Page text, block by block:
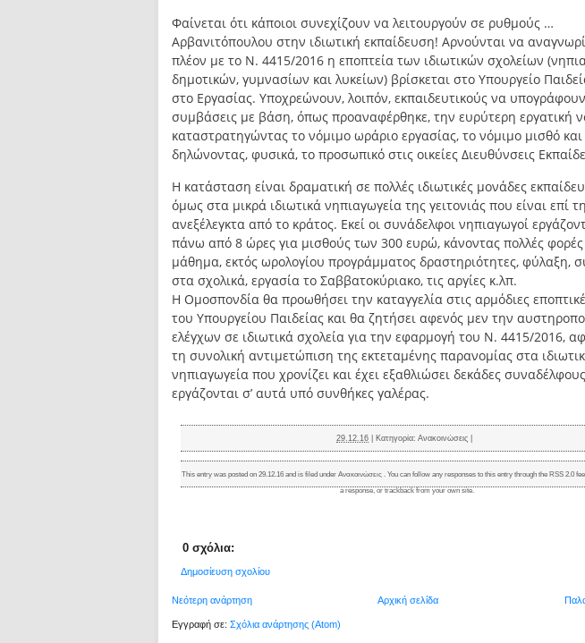
Φαίνεται ότι κάποιοι συνεχίζουν να λειτουργούν σε ρυθμούς …
Αρβανιτόπουλου στην ιδιωτική εκπαίδευση! Αρνούνται να
πλέον με το Ν. 4415/2016 η εποπτεία των ιδιωτικών σχολείων
δημοτικών, γυμνασίων και λυκείων) βρίσκεται στο Υπουργείο
στο Εργασίας. Υποχρεώνουν, λοιπόν, εκπαιδευτικούς να υπογράφουν
συμβάσεις με βάση, όπως προαναφέρθηκε, την ευρύτερη εργατική
καταστρατηγώντας το νόμιμο ωράριο εργασίας, το νόμιμο μισθό
δηλώνοντας, φυσικά, το προσωπικό στις οικείες Διευθύνσεις
Η κατάσταση είναι δραματική σε πολλές ιδιωτικές μονάδες
όμως στα μικρά ιδιωτικά νηπιαγωγεία της γειτονιάς που είναι επί
ανεξέλεγκτα από το κράτος. Εκεί οι συνάδελφοι νηπιαγωγοί
πάνω από 8 ώρες για μισθούς των 300 ευρώ, κάνοντας πολλές
μάθημα, εκτός ωρολογίου προγράμματος δραστηριότητες, φύλαξη,
στα σχολικά, εργασία το Σαββατοκύριακο, τις αργίες κ.λπ.
Η Ομοσπονδία θα προωθήσει την καταγγελία στις αρμόδιες
του Υπουργείου Παιδείας και θα ζητήσει αφενός μεν την
ελέγχων σε ιδιωτικά σχολεία για την εφαρμογή του Ν. 4415/2016,
τη συνολική αντιμετώπιση της εκτεταμένης παρανομίας στα
νηπιαγωγεία που χρονίζει και έχει εξαθλιώσει δεκάδες
εργάζονται σ’ αυτά υπό συνθήκες γαλέρας.
29.12.16 Κατηγορία:Ανακοινώσεις
This entry was posted on 29.12.16 and is filed under Ανακοινώσεις. You can follow any responses to this entry through the RSS 2.0
a response, ortrackback from your own site.
0 σχόλια:
Δημοσίευση σχολίου
Νεότερη ανάρτηση Αρχική σελίδα
Εγγραφή σε: Σχόλια ανάρτησης (Atom)